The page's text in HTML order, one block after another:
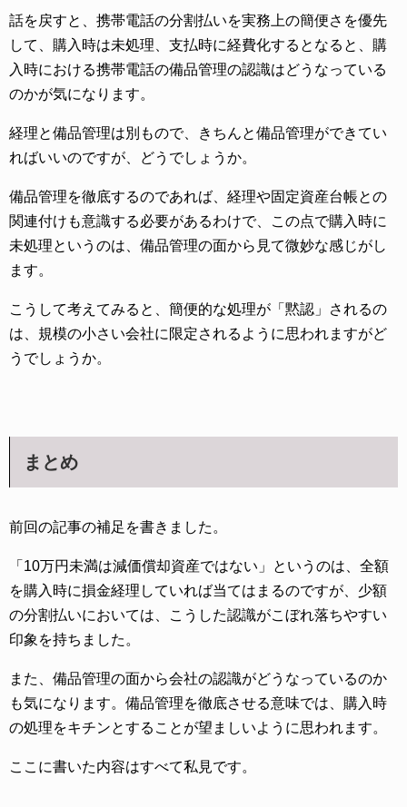
話を戻すと、携帯電話の分割払いを実務上の簡便さを優先
して、購入時は未処理、支払時に経費化するとなると、購
入時における携帯電話の備品管理の認識はどうなっている
のかが気になります。
経理と備品管理は別もので、きちんと備品管理ができてい
ればいいのですが、どうでしょうか。
備品管理を徹底するのであれば、経理や固定資産台帳との
関連付けも意識する必要があるわけで、この点で購入時に
未処理というのは、備品管理の面から見て微妙な感じがし
ます。
こうして考えてみると、簡便的な処理が「黙認」されるの
は、規模の小さい会社に限定されるように思われますがど
うでしょうか。
まとめ
前回の記事の補足を書きました。
「10万円未満は減価償却資産ではない」というのは、全額
を購入時に損金経理していれば当てはまるのですが、少額
の分割払いにおいては、こうした認識がこぼれ落ちやすい
印象を持ちました。
また、備品管理の面から会社の認識がどうなっているのか
も気になります。備品管理を徹底させる意味では、購入時
の処理をキチンとすることが望ましいように思われます。
ここに書いた内容はすべて私見です。